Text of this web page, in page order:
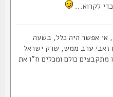
אפשר היה כלל, בשעה
ערב ממש, שרק ישראל
כולם ומכלים ח"ו את